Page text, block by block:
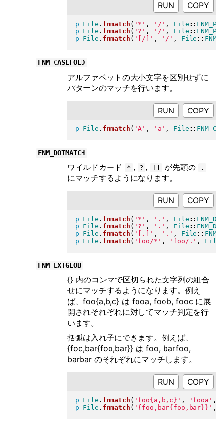
RUN
p File . fnmatch ( '*' , '/' , File ::
p
File . fnmatch ( '?' , '/' , File ::
p
File . fnmatch ( '[/]' , '/' , File ::
FNM_CASEFOLD
アルファベットの大小文字を区別せずに
パターンのマッチを行います。
RUN
p File . fnmatch ( 'A' , 'a' , File ::
FNM_DOTMATCH
ワイルドカード * , ? , [] が先頭の .
にマッチするようになります。
RUN
p File . fnmatch ( '*' , '.' , File ::
p
File . fnmatch ( '?' , '.' , File ::
p
File . fnmatch ( '[.]' , '.' , File ::
p
File . fnmatch ( 'foo/*' , 'foo/.' , File
FNM_EXTGLOB
{} 内のコンマで区切られた文字列の組合
せにマッチするようになります。例え
ば、foo{a,b,c} は fooa, foob, fooc に展
開されそれぞれに対してマッチ判定を行
います。
括弧は入れ子にできます。例えば、
{foo,bar{foo,bar}} は foo, barfoo,
barbar のそれぞれにマッチします。
RUN
p File . fnmatch ( 'foo{a,b,c}' , 'fooa' ,
p
File . fnmatch ( '{foo,bar{foo,bar}}' ,